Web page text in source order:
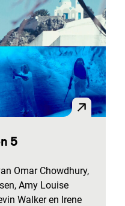
5
Omar Chowdhury,
Amy Louise
Walker en Irene